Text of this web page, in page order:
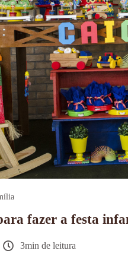
fazer a festa
3min de leitura